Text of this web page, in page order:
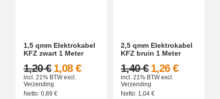
1,5 qmm Elektrokabel
KFZ zwart 1 Meter
1,08 €
1,20 €
incl. 21% BTWexcl.
Verzending
Netto: 0,89 €
2,5 qmm Elektrokabel
KFZ bruin 1 Meter
1,26 €
1,40 €
incl. 21% BTWexcl.
Verzending
Netto: 1,04 €